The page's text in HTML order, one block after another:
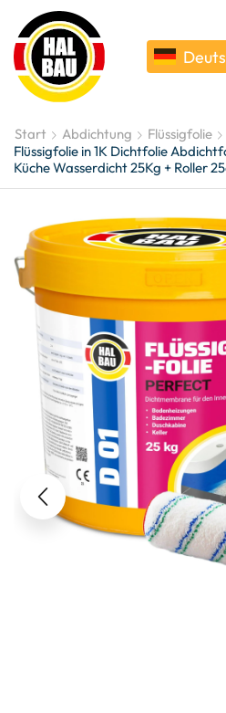
Start Abdichtung
Flüssigfolie
Flüssigfolie in 1K Dichtfolie
Küche Wasserdicht 25Kg + Roller